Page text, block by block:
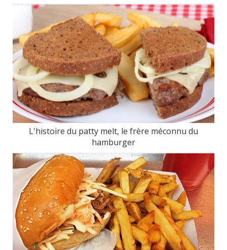
L'histoire du patty melt, le frère méconnu du
hamburger